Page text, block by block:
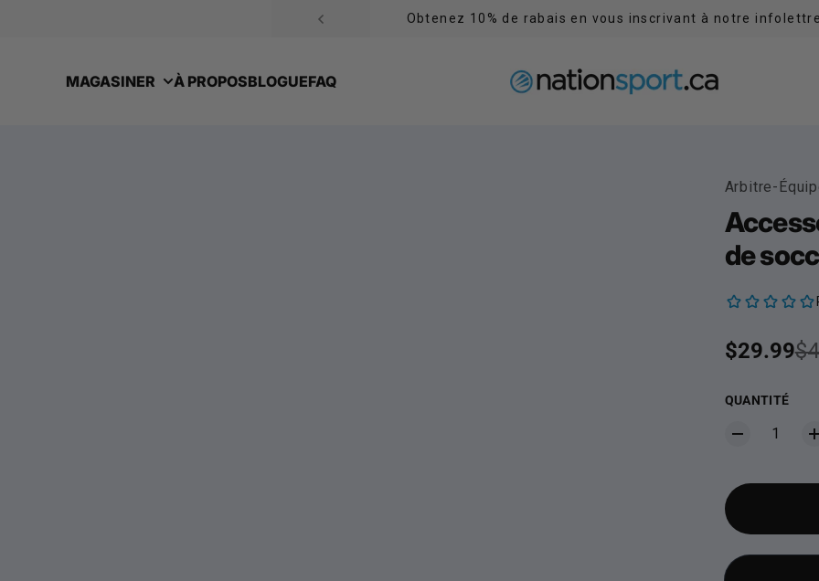
Obtenez 10% de rabais en vous inscrivant à notre infolettre
Accumulez 5% de récompenses en tout temps
MAGASINER À PROPOSBLOGUEFAQ
Arbitre-
de
Prix
$29.99
Prix
QUANTITÉ